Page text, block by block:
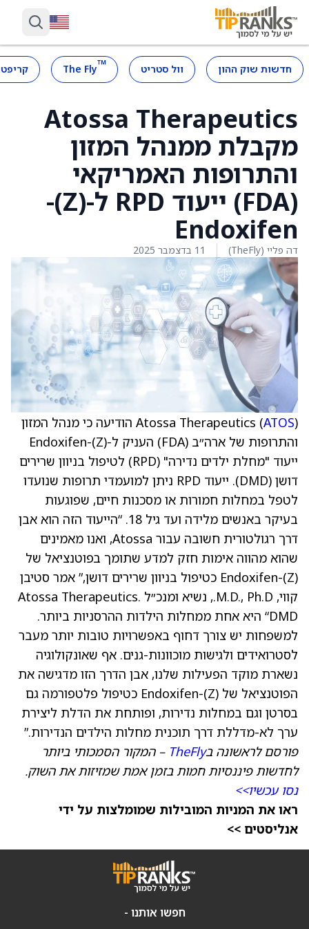
חדשות שוק ההון וול סטריט ™
The Fly
Atossa Therapeutics
מקבלת ממנהל המזון
והתרופות האמריקאי
(FDA) ייעוד RPD ל-(Z)-
Endoxifen
דה פליי (TheFly) 11 בדצמבר 2025
Atossa Therapeutics (ATOS
) הודיעה כי מנהל המזון
והתרופות של ארה״ב (FDA) העניק ל-(Z)-Endoxifen
ייעוד "מחלת ילדים נדירה" (RPD) לטיפול בניוון שרירים
דושן (DMD). ייעוד RPD ניתן למועמדי תרופות שנועדו
לטפל במחלות חמורות או מסכנות חיים, שפוגעות
בעיקר באנשים מלידה ועד גיל 18. “הייעוד הזה הוא אבן
דרך רגולטורית חשובה עבור Atossa, ואנו מאמינים
שהוא מהווה אימות חזק למדע שתומך בפוטנציאל של
(Z)-Endoxifen כטיפול בניוון שרירים דושן,” אמר סטיבן
קווי, M.D., Ph.D., נשיא ומנכ״ל Atossa Therapeutics.
“DMD היא אחת ממחלות הילדות ההרסניות ביותר.
למשפחות יש צורך דחוף באפשרויות טובות יותר מעבר
לסטרואידים ולגישות מוכוונות-גנים. אף שאונקולוגיה
נשארת מוקד הפעילות שלנו, אבן הדרך הזו מדגישה את
הפוטנציאל של (Z)-Endoxifen כטיפול פלטפורמה גם
בסרטן וגם במחלות נדירות, ופותחת את הדלת ליצירת
ערך לא-מדללת דרך תוכנית מחלות הילדים הנדירות.”
פורסם לראשונה בTheFly – המקור הסמכותי ביותר
לחדשות פיננסיות חמות בזמן אמת שמזיזות את השוק.
נסו עכשיו>>
ראו את המניות המובילות שמומלצות על ידי
אנליסטים >>
חפשו אותנו -